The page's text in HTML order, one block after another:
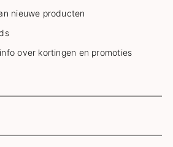
nieuwe producten
over kortingen en promoties